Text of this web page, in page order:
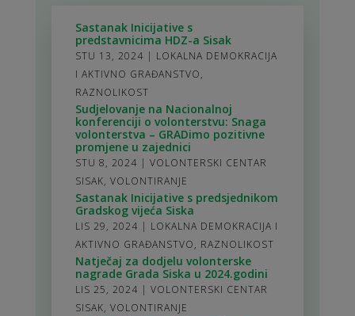
Sastanak Inicijative s
predstavnicima HDZ-a Sisak
STU 13, 2024 | LOKALNA DEMOKRACIJA
I AKTIVNO GRAĐANSTVO,
RAZNOLIKOST
Sudjelovanje na Nacionalnoj
konferenciji o volonterstvu: Snaga
volonterstva – GRADimo pozitivne
promjene u zajednici
STU 8, 2024 | VOLONTERSKI CENTAR
SISAK, VOLONTIRANJE
Sastanak Inicijative s predsjednikom
Gradskog vijeća Siska
LIS 29, 2024 | LOKALNA DEMOKRACIJA I
AKTIVNO GRAĐANSTVO, RAZNOLIKOST
Natječaj za dodjelu volonterske
nagrade Grada Siska u 2024.godini
LIS 25, 2024 | VOLONTERSKI CENTAR
SISAK, VOLONTIRANJE